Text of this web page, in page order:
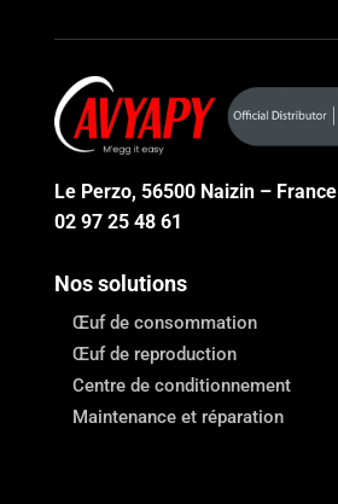
Le Perzo, 56500 Naizin – France
02 97 25 48 61
Nos solutions
Œuf de consommation
Œuf de reproduction
Centre de conditionnement
Maintenance et réparation